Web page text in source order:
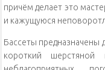
причём делает это
и кажущуюся
Бассеты предназначены
короткий